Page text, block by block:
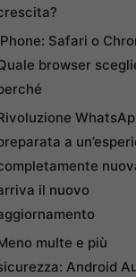
Safari o
browser
a
il nuovo
multe e più
Android